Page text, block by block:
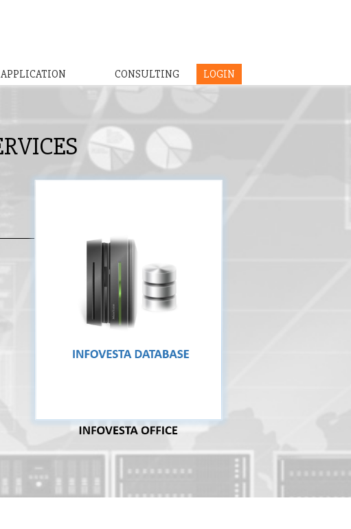
CONSULTING LOGIN